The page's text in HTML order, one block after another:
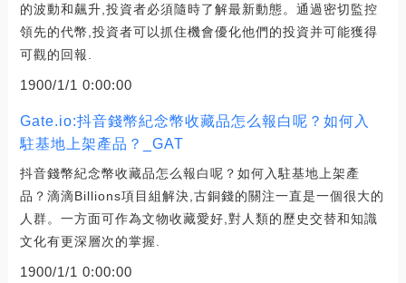
的波動和飆升,投資者必須隨時了解最新動態。通過密切監控
領先的代幣,投資者可以抓住機會優化他們的投資并可能獲得
可觀的回報.
1900/1/1 0:00:00
Gate.io:抖音錢幣紀念幣收藏品怎么報白呢？如何入
駐基地上架產品？_GAT
抖音錢幣紀念幣收藏品怎么報白呢？如何入駐基地上架產
品？滴滴Billions項目組解決,古銅錢的關注一直是一個很大的
人群。一方面可作為文物收藏愛好,對人類的歷史交替和知識
文化有更深層次的掌握.
1900/1/1 0:00:00